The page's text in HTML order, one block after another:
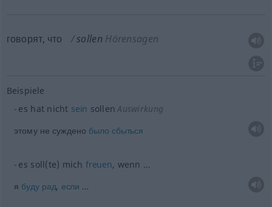
говорят, что sollen Hörensagen
Beispiele
es hat nicht sein sollen Auswirkung
этому не суждено было сбыться
es soll(te) mich freuen, wenn …
я буду рад, если …